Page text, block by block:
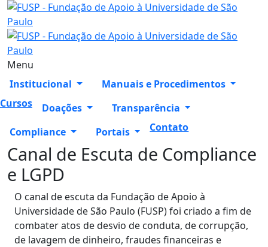
Menu
Institucional
Manuais e Procedimentos
Cursos
Doações
Transparência
Compliance
Portais Contato
Canal de Escuta de Compliance
e LGPD
O canal de escuta da Fundação de Apoio à
Universidade de São Paulo (FUSP) foi criado a fim de
combater atos de desvio de conduta, de corrupção,
de lavagem de dinheiro, fraudes financeiras e